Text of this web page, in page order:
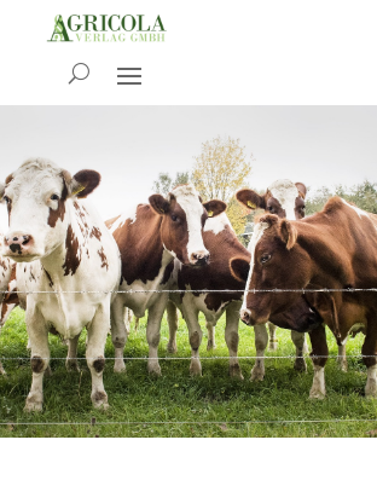
News